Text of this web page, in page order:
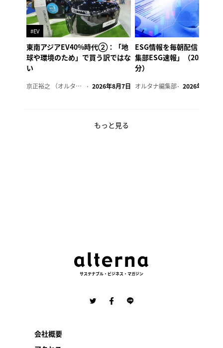
#EV
東南アジアEV40%時代②：「地
球や環境のため」で買う訳ではな
い
京正裕之 （オルタナ副編集長） 2026年8月7日
ESG情報を毎朝配信「オル
集部ESG速報」（2026年8
分）
オルタナ編集部 2026年8月7日
もっと見る
サステナブル・ビジネス・マガジン
会社概要